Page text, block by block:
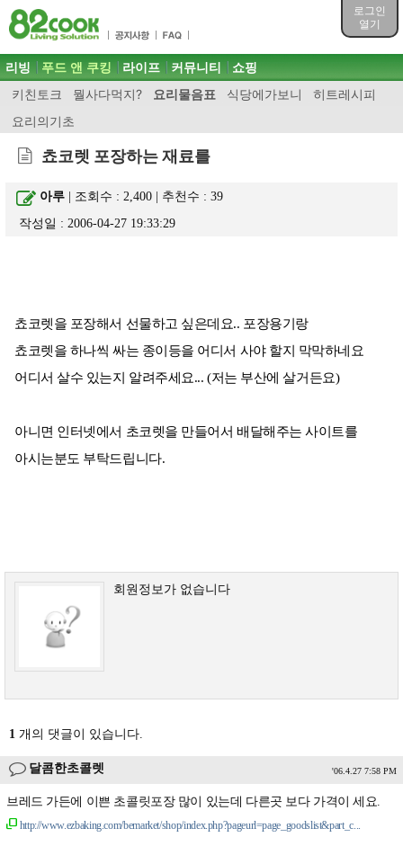
로그인
열기
목차
주메뉴 바로가기
컨텐츠 바로가기
검색 바로가기
로그인 바로가기
주메뉴
리빙 푸드 앤 쿠킹
키친토크 뭘사다먹지? 요리물음표 식당에가보니
히트레시피
요리의기초
라이프 커뮤니티 쇼핑
쵸코렛 포장하는 재료를
아루 | 조회수 : 2,400 | 추천수 :39
작성일 : 2006-04-27 19:33:29
쵸코렛을 포장해서 선물하고 싶은데요.. 포장용기랑
쵸코렛을 하나씩 싸는 종이등을 어디서 사야 할지 막막하네요
어디서 살수 있는지 알려주세요... (저는 부산에 살거든요)
아니면 인터넷에서 초코렛을 만들어서 배달해주는 사이트를
아시는분도 부탁드립니다.
회원정보가 없습니다
1 개의 댓글이 있습니다.
달콤한초콜렛 '06.4.27 7:58 PM
브레드 가든에 이쁜 초콜릿포장 많이 있는데 다른곳 보다 가격이 세요.
http://www.ezbaking.com/bemarket/shop/index.php?pageurl=page_goodslist&part_c...